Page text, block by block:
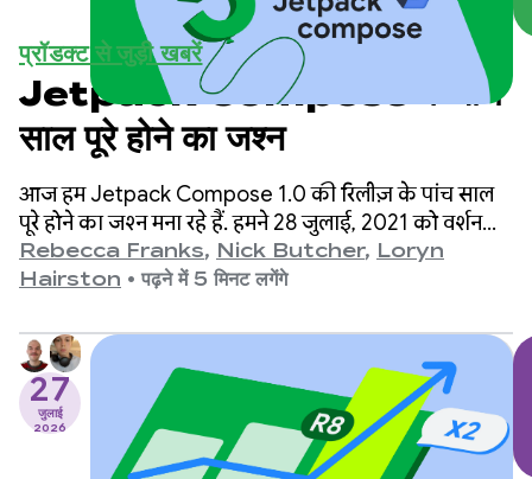
प्रॉडक्ट से जुड़ी खबरें
Jetpack Compose के पांच
साल पूरे होने का जश्न
आज हम Jetpack Compose 1.0 की रिलीज़ के पांच साल
पूरे होने का जश्न मना रहे हैं. हमने 28 जुलाई, 2021 को वर्शन
1.0 लॉन्च किया था. इसके बाद, हमने वर्शन 1.11 लॉन्च किया.
इन वर्शन के बीच, हमने एपीआई में कई बड़े बदलाव किए हैं.
Rebecca Franks, Nick Butcher, Loryn
Hairston • पढ़ने में 5 मिनट लगेंगे
27
जुलाई
2026